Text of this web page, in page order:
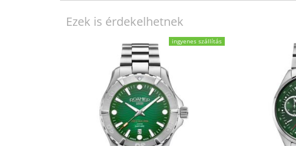
Ezek is érdekelhetnek
ingyenes szállítás